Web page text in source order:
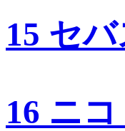
15 セ
16 ニ